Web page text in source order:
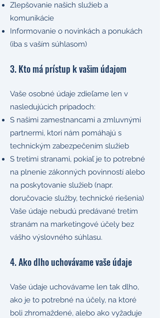
Zlepšovanie našich služieb a
komunikácie
Informovanie o novinkách a ponukách
(iba s vaším súhlasom)
3. Kto má prístup k vašim údajom
Vaše osobné údaje zdieľame len v
nasledujúcich prípadoch:
S našimi zamestnancami a zmluvnými
partnermi, ktorí nám pomáhajú s
technickým zabezpečením služieb
S tretími stranami, pokiaľ je to potrebné
na plnenie zákonných povinností alebo
na poskytovanie služieb (napr.
doručovacie služby, technické riešenia)
Vaše údaje nebudú predávané tretím
stranám na marketingové účely bez
vášho výslovného súhlasu.
4. Ako dlho uchovávame vaše údaje
Vaše údaje uchovávame len tak dlho,
ako je to potrebné na účely, na ktoré
boli zhromaždené, alebo ako vyžaduje